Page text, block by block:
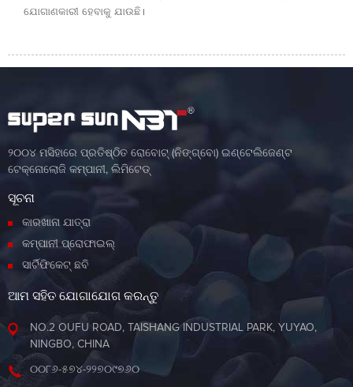
ଯୋଗାଣକାରୀ ହେବାକୁ ଯାଉଛି।
୨୦୦୪ ମସିହାରେ ପ୍ରତିଷ୍ଠିତ ରୋବୋଟ୍ (ନିଙ୍ଗ୍ବୋ) ଇଣ୍ଟେଲିଜେଣ୍ଟ
ଟେକ୍ନୋଲୋଜି କମ୍ପାନୀ, ଲିମିଟେଡ୍
ସୂଚନା
କାରଖାନା ଯାତ୍ରା
କମ୍ପାନୀ ପ୍ରୋଫାଇଲ୍
ସାର୍ଟିଫିକେଟ୍ ଛବି
ଆମ ସହିତ ଯୋଗାଯୋଗ କରନ୍ତୁ
NO.2 OUFU ROAD, TAISHANG INDUSTRIAL PARK, YUYAO,
NINGBO, CHINA
୦୦୮୬-୫୭୪-୨୨୭୦୯୭୬୦